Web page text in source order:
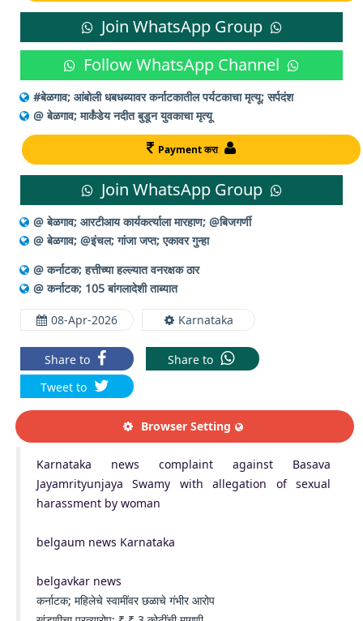
Join WhatsApp Group
Follow WhatsApp Channel
#बेळगाव; आंबोली धबधब्यावर कर्नाटकातील पर्यटकाचा मृत्यू; सर्पदंश
@ बेळगाव; मार्कंडेय नदीत बुडून युवकाचा मृत्यू
Payment करा
Join WhatsApp Group
@ बेळगाव; आरटीआय कार्यकर्त्याला मारहाण; @बिजगर्णी
@ बेळगाव; @इंचल; गांजा जप्त; एकावर गुन्हा
@ कर्नाटक; हत्तीच्या हल्ल्यात वनरक्षक ठार
@ कर्नाटक; 105 बांगलादेशी ताब्यात
08-Apr-2026 Karnataka
Share to
Share to
Tweet to
Browser Setting
Karnataka news complaint against Basava
Jayamrityunjaya Swamy with allegation of sexual
harassment by woman
belgaum news Karnataka
belgavkar news
कर्नाटक; महिलेचे स्वामींवर छळाचे गंभीर आरोप